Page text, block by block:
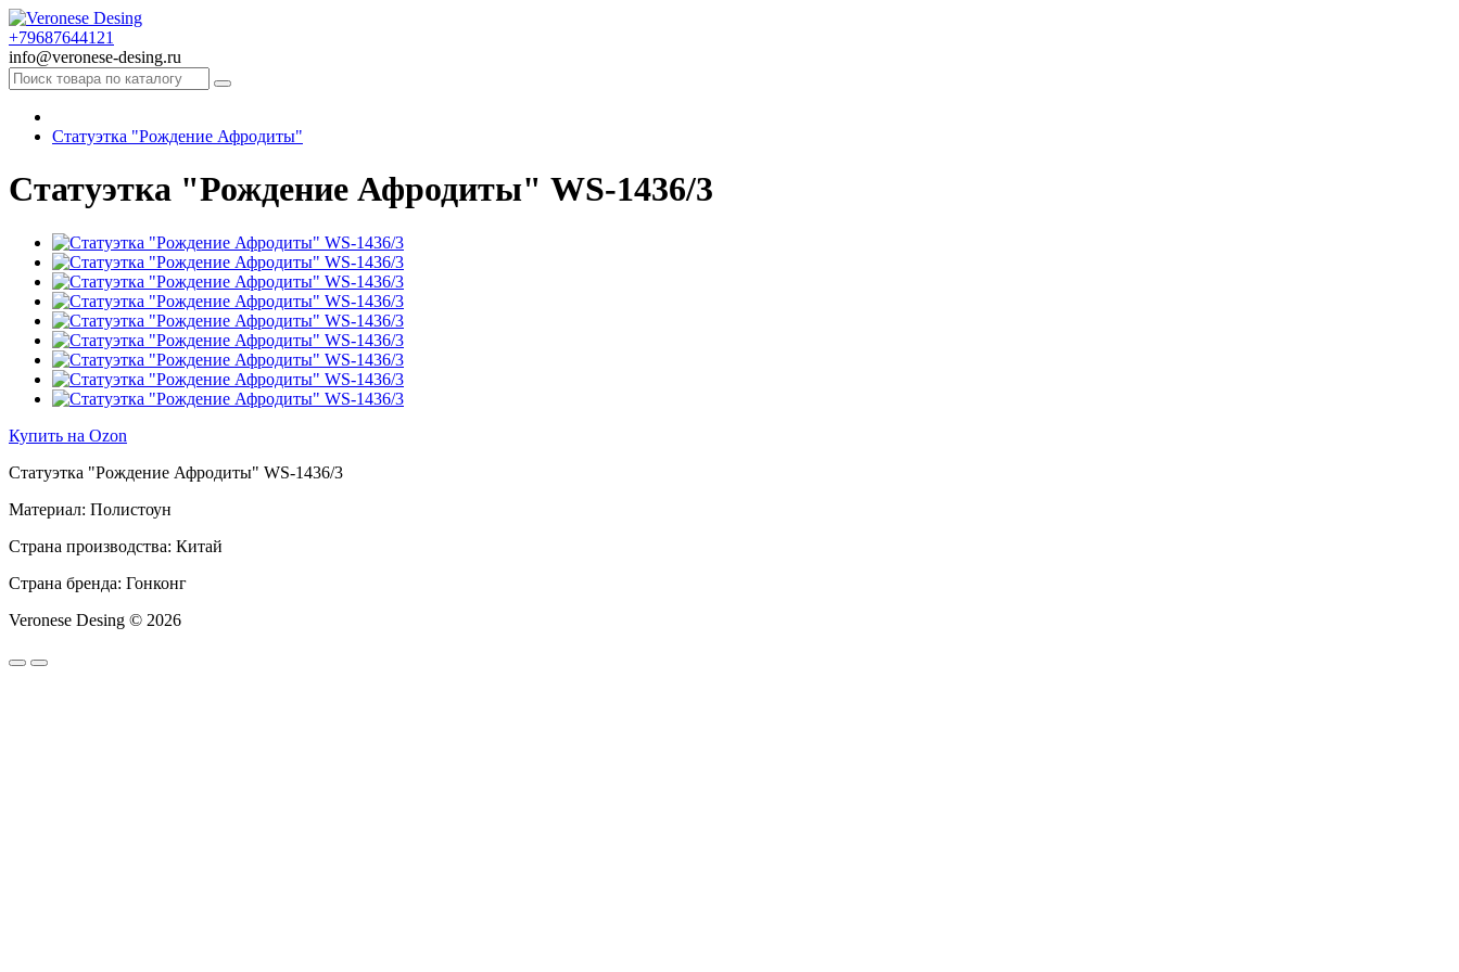
+79687644121
info@veronese-desing.ru
Статуэтка "Рождение Афродиты"
Статуэтка "Рождение Афродиты" WS-1436/3
Купить на Ozon
Статуэтка "Рождение Афродиты" WS-1436/3
Материал: Полистоун
Страна производства: Китай
Страна бренда: Гонконг
Veronese Desing © 2026